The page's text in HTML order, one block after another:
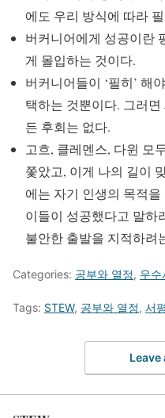
에도 우리 방식에 따라
버커니어에게 성공이란
게 몰입하는 것이다.
버커니어들이 ‘필히’ 해
택하는 것뿐이다. 그러
든 후회는 없다.
고흐, 클레멘스, 다윈 모
쫓았고, 이게 나의 길이
에는 자기 인생의 목적
이들이 성공했다고 말하
불안한 출발을 지적하려
Categories: 공부와 열정, 우수
Tags: STEW, 공부와 열정, 서평
Leave